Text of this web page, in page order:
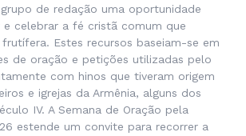
de redação uma oportunidade
e celebrar a fé cristã comum que
Estes recursos baseiam-se em
de oração e petições utilizadas pelo
com hinos que tiveram origem
e igrejas da Armênia, alguns dos
IV. A Semana de Oração pela
estende um convite para recorrer a